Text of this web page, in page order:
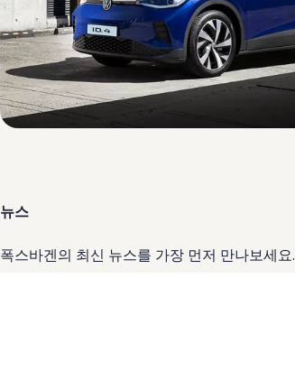
뉴스
폭스바겐의 최신 뉴스를 가장 먼저 만나보세요.